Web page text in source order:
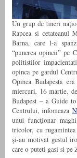
Un grup de tineri
Rapcea si cetateanul
Barna, care l-a
“punerea opincii” pe
politistilor
opinca pe gardul
Opinca Budapesta
miercuri, 16 martie,
Budapest – a Guide
Centrului, infomeaza
unui funcţionar
tricolor, cu
şi-au motivat gestul
care o puteti gasi si